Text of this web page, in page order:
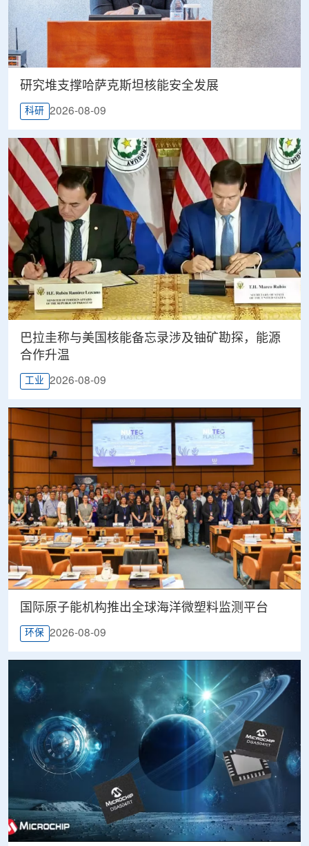
研究堆支撑哈萨克斯坦核能安全发展
科研 2026-08-09
巴拉圭称与美国核能备忘录涉及铀矿勘探，能源
合作升温
工业 2026-08-09
国际原子能机构推出全球海洋微塑料监测平台
环保 2026-08-09